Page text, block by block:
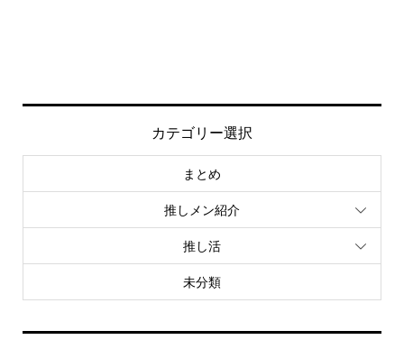
カテゴリー選択
まとめ
推しメン紹介
推し活
未分類